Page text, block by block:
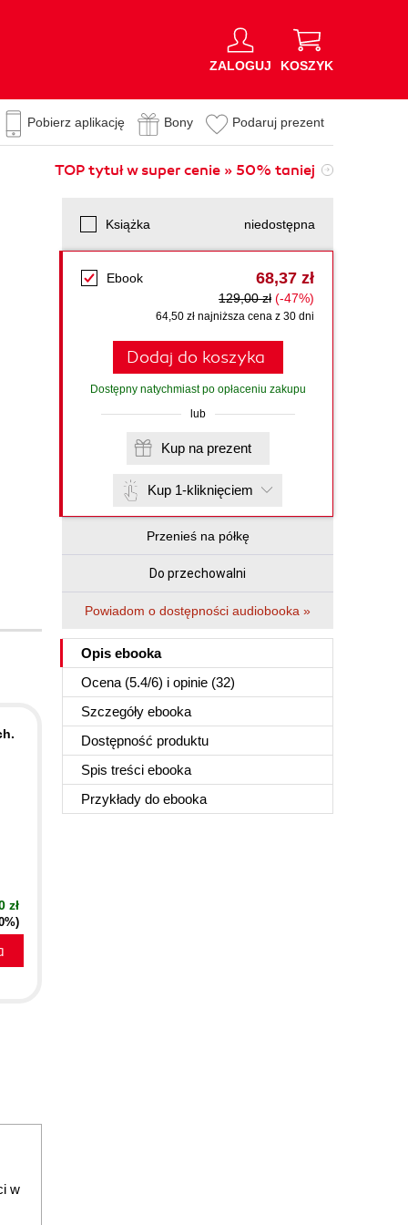
ZALOGUJ KOSZYK
Pobierz aplikację Bony Podaruj prezent
TOP tytuł w super cenie » 50% taniej
Książka niedostępna
Ebook 68,37 zł
129,00 zł (-47%)
64,50 zł najniższa cena z 30 dni
Dodaj do koszyka
Dostępny natychmiast po opłaceniu zakupu
lub
Kup na prezent
Kup 1-kliknięciem
Przenieś na półkę
Do przechowalni
Powiadom o dostępności audiobooka »
Opis ebooka
Ocena (5.4/6) i opinie (32)
Szczegóły ebooka
Dostępność produktu
Spis treści ebooka
Przykłady do ebooka
zł
w